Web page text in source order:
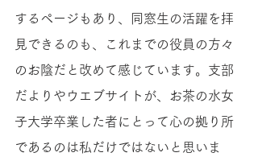
するページもあり、同窓生の活躍を拝
見できるのも、これまでの役員の方々
のお陰だと改めて感じています。支部
だよりやウエブサイトが、お茶の水女
子大学卒業した者にとって心の拠り所
であるのは私だけではないと思いま